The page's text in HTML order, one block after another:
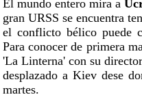
El mundo entero mira a
gran URSS se encuentra
el conflicto bélico puede
Para conocer de primera
'La Linterna' con su
desplazado a Kiev dese
martes.